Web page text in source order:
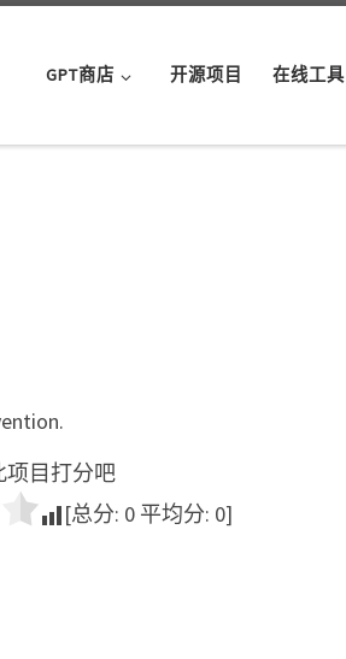
GPT商店 开源项目 在线工具
项目打分吧
[总分: 0 平均分: 0]